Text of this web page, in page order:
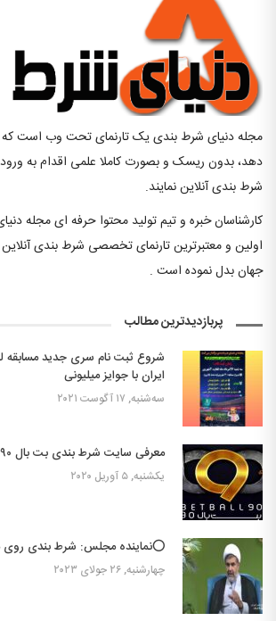
مجله دنیای شرط بندی یک تارنمای تحت وب است که
دهد، بدون ریسک و بصورت کاملا علمی اقدام به
شرط بندی آنلاین نمایند.
کارشناسان خبره و تیم تولید محتوا حرفه ای مجله
اولین و معتبرترین تارنمای تخصصی شرط بندی آنلاین
جهان بدل نموده است .
پربازدیدترین مطالب
شروع ثبت نام سری جدید مسابقه
ایران با جوایز میلیونی
سه‌شنبه, ۱۷ آگوست ۲۰۲۱
معرفی سایت شرط بندی بت بال ۹۰
یکشنبه, ۵ آوریل ۲۰۲۰
⭕️نماینده‌ مجلس: شرط بندی روی
چهارشنبه, ۲۶ جولای ۲۰۲۳